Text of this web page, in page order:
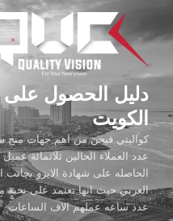
المحتوى
دليل الحصول على
الكويت
كواليتي فيجن من اهم جهات منح
عدد العملاء الحالين ثلاثمائة
الحاصله على شهادة الايزو بجانب
العربي حيث انها تعتمد على نخبة
عدد ساعه عملهم الاف الساعات